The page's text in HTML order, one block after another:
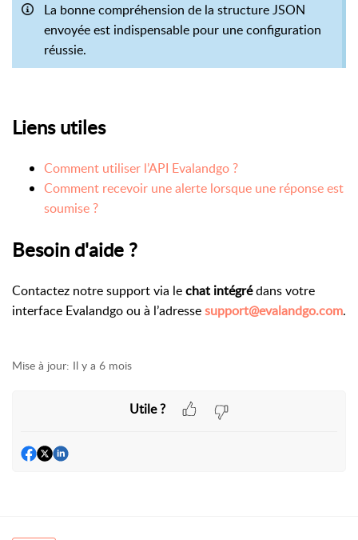
La bonne compréhension de la structure JSON
envoyée est indispensable pour une configuration
réussie.
Liens utiles
Comment utiliser l’API Evalandgo ?
Comment recevoir une alerte lorsque une réponse est
soumise ?
Besoin d'aide ?
Contactez notre support via lechat intégrédans votre
interface Evalandgo ou à l’adressesupport@evalandgo.com.
Mise à jour: Il y a 6 mois
Utile ?